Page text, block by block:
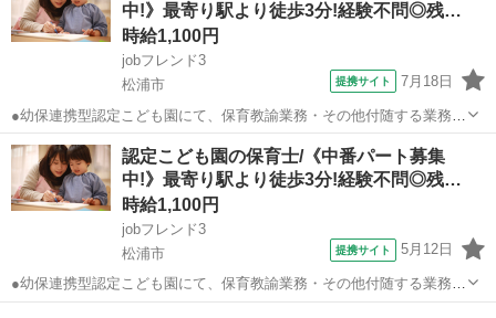
万8,700円/月）、...中!》最寄り駅より徒歩3分!経験不問◎残…
時給1,100円
jobフレンド3
松浦市
提携サイト 7月18日
●幼保連携型認定こども園にて、保育教諭業務・その他付随する業務に
従事していただきます◎未経験の方もご応募OK！●お子様の学校行事
等でのお休みも相談可能ですので、子育て中の方もご安心ください☆
彡●勤務日数は週2日～ご相談OK♪...
長崎 松浦市 保育士
認定こども園の保育士/《中番パート募集
中!》最寄り駅より徒歩3分!経験不問◎残…
時給1,100円
jobフレンド3
松浦市
提携サイト 5月12日
●幼保連携型認定こども園にて、保育教諭業務・その他付随する業務に
従事していただきます◎未経験の方もご応募OK！●お子様の学校行事